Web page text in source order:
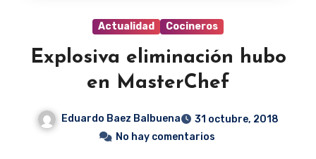
Actualidad Cocineros
Explosiva eliminación hubo
en MasterChef
Eduardo Baez Balbuena
31 octubre, 2018
No hay comentarios